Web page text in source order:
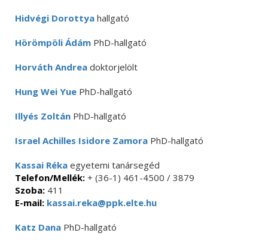
Hidvégi Dorottya hallgató
Hörömpöli Ádám PhD-hallgató
Horváth Andrea doktorjelölt
Hung Wei Yue PhD-hallgató
Illyés Zoltán PhD-hallgató
Israel Achilles Isidore Zamora PhD-hallgató
Kassai Réka egyetemi tanársegéd
Telefon/Mellék: + (36-1) 461-4500 / 3879
Szoba: 411
E-mail: kassai.reka@ppk.elte.hu
Katz Dana PhD-hallgató